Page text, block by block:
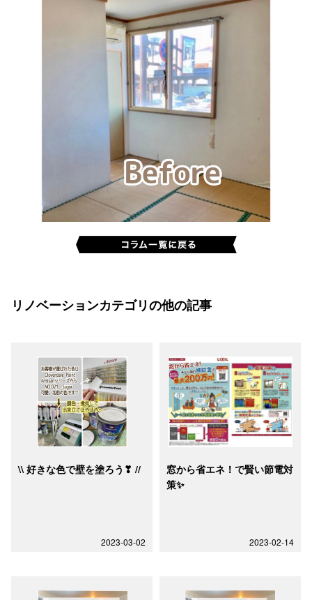
リノベーションカテゴリの他の記事
\\ 好きな色で壁を塗ろう❣ //
2023-03-02
窓から省エネ！で賢い節電対
策✨
2023-02-14